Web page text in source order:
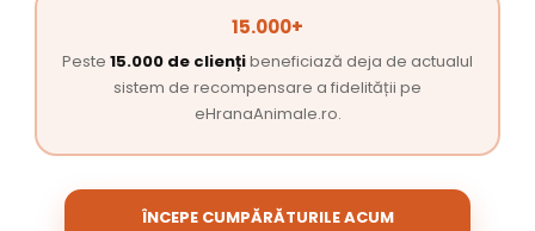
15.000+
Peste 15.000 de cliențibeneficiază deja de actualul
sistem de recompensare a fidelității pe
eHranaAnimale.ro.
ÎNCEPE CUMPĂRĂTURILE ACUM